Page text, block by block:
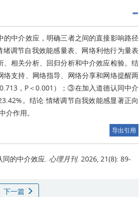
中介效应，明确三者之间的直接影响路径
调节自我效能感量表、网络利他行为量表
相关分析、回归分析和中介效应检验。结
支持、网络指导、网络分享和网络提醒两
，P＜0.001）；③在加入道德认同中介
。结论 情绪调节自我效能感显著正向
作用。
导出引用
同的中介效应. 心理月刊. 2026, 21(8): 89-
下一篇